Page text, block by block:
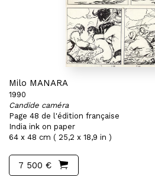
Milo MANARA
1990
Candide caméra
Page 48 de l'édition française
India ink on paper
64 x 48 cm ( 25,2 x 18,9 in )
7 500 €